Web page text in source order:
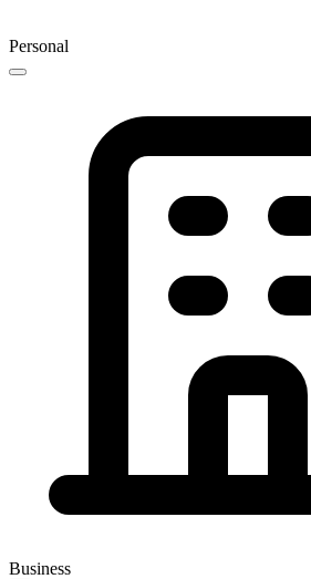
Personal
Business